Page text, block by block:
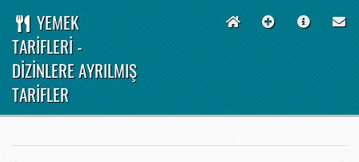
YEMEK
TARİFLERİ -
DİZİNLERE AYRILMIŞ
TARİFLER